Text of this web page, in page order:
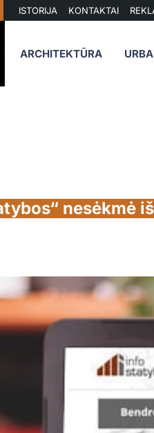
ISTORIJA KONTAKTAI
ARCHITEKTŪRA
nesėkmė